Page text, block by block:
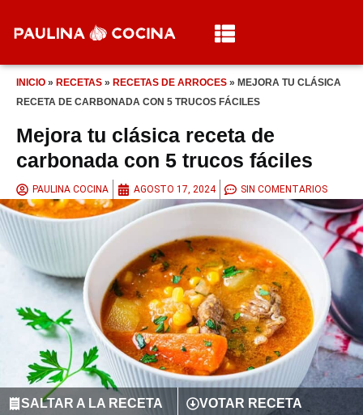
INICIO » RECETAS » RECETAS DE ARROCES » MEJORA TU CLÁSICA
RECETA DE CARBONADA CON 5 TRUCOS FÁCILES
Mejora tu clásica receta de
carbonada con 5 trucos fáciles
PAULINA COCINA AGOSTO 17, 2024 SIN COMENTARIOS
SALTAR A LA RECETA VOTAR RECETA